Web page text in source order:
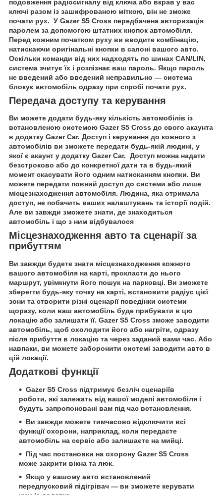
подовження радіосигналу від ключа або вкрав у вас
ключі разом із зашифрованою міткою, він не зможе
почати рух. У Gazer S5 Cross передбачена авторизація
паролем за допомогою штатних кнопок автомобіля.
Перед кожним початком руху ви вводите комбінацію,
натискаючи оригінальні кнопки в салоні вашого авто.
Оскільки команди від них надходять по шинах CAN/LIN,
система зчитує їх і розпізнає ваш пароль. Якщо пароль
не введений або введений неправильно — система
блокує автомобіль одразу при спробі почати рух.
Передача доступу та керування
Ви можете додати будь-яку кількість автомобілів із
встановленою системою Gazer S5 Cross до свого акаунта
в додатку Gazer Car. Доступ і керування до кожного з
автомобілів ви зможете передати будь-якій людині, у
якої є акаунт у додатку Gazer Car. Доступ можна надати
безстроково або до конкретної дати та в будь-який
момент скасувати його одним натисканням кнопки. Ви
можете передати повний доступ до системи або лише
місцезнаходження автомобіля. Людина, яка отримала
доступ, не побачить ваших налаштувань та історії подій.
Але ви завжди зможете знати, де знаходиться
автомобіль і що з ним відбувалося
Місцезнаходження авто та сценарії за
прибуттям
Ви завжди будете знати місцезнаходження кожного
вашого автомобіля на карті, прокласти до нього
маршрут, увімкнути його пошук на парковці. Ви зможете
зберегти будь-яку точку на карті, встановити радіус цієї
зони та створити різні сценарії поведінки системи
щоразу, коли ваш автомобіль буде прибувати в цю
локацію або залишати її. Gazer S5 Cross зможе заводити
автомобіль, щоб охолодити його або нагріти, одразу
після прибуття в локацію та через заданий вами час. Або
навпаки, ви можете заборонити системі заводити авто в
цій локації.
Додаткові функції
Gazer S5 Cross підтримує безліч сценаріїв
роботи, які залежать від вашої моделі автомобіля і
будуть запропоновані вам під час встановлення.
Ви завжди можете тимчасово відключити всі
функції охорони, наприклад, коли передаєте
автомобіль на сервіс або залишаєте на мийці.
Під час постановки на охорону Gazer S5 Cross
може закрити вікна та люк.
Якщо у вашому авто встановлений
передпусковий підігрівач — ви зможете керувати